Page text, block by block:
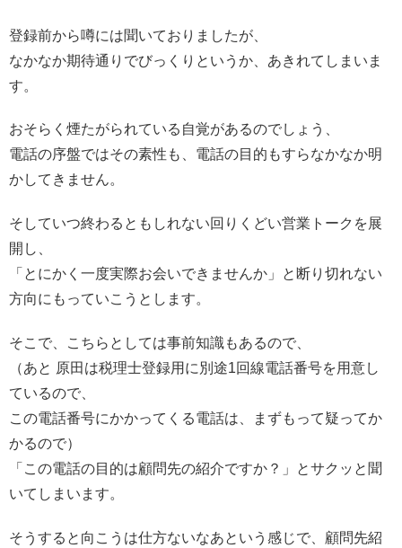
登録前から噂には聞いておりましたが、
なかなか期待通りでびっくりというか、あきれてしまいま
す。
おそらく煙たがられている自覚があるのでしょう、
電話の序盤ではその素性も、電話の目的もすらなかなか明
かしてきません。
そしていつ終わるともしれない回りくどい営業トークを展
開し、
「とにかく一度実際お会いできませんか」と断り切れない
方向にもっていこうとします。
そこで、こちらとしては事前知識もあるので、
（あと 原田は税理士登録用に別途1回線電話番号を用意し
ているので、
この電話番号にかかってくる電話は、まずもって疑ってか
かるので）
「この電話の目的は顧問先の紹介ですか？」とサクッと聞
いてしまいます。
そうすると向こうは仕方ないなあという感じで、顧問先紹